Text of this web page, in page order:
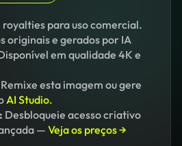
royalties para uso comercial.
originais e gerados por IA
em qualidade 4K e
Remixe esta imagem ou gere
AI Studio.
Desbloqueie acesso criativo
— Veja os preços →